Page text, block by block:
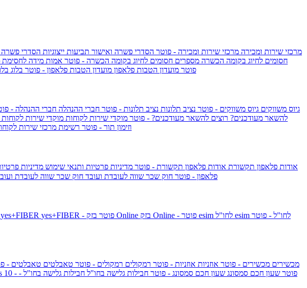
מרכזי שירות ומכירה מרכזי שירות ומכירה - פוטר הסדרי פשרה ואישור תביעות ייצוגיות הסדרי פשרה
חסומים לחיוג בקומה הכשרה מספרים חסומים לחיוג בקומה הכשרה - פוטר אמות מידה
IsraelieSIM by Pelephone - פוטר מועדון הטבות פלאפון מועדון הטבות פלאפון - פוטר בלוג
גיוס משווקים גיוס משווקים - פוטר נציב תלונות נציב תלונות - פוטר חברי ההנהלה חברי ההנהלה -
להשאר מעודכנים? רוצים להשאר מעודכנים? - פוטר מוקדי שירות לקוחות מוקדי שירות
וזימון תור - פוטר רשימת מרכזי שירות
אודות פלאפון תקשורת אודות פלאפון תקשורת - פוטר מדיניות פרטיות ותנאי שימוש מדיניות
פלאפון - פוטר חוק שכר שווה לעובדת ועובד חוק שכר שווה לעובדת
yes+FIBER yes+FIBER - פוטר בזק Online
esim לחו"ל - פוטר
מכשירים מכשירים - פוטר אוזניות אוזניות - פוטר רמקולים רמקולים - פוטר טאבלטים טאבלטים -
שעון Apple Watch Series 10 - פוטר שעון חכם סמסונג שעון חכם סמסונג - פוטר חבילות גלישה בחו"ל חבילות גלישה בחו"ל -